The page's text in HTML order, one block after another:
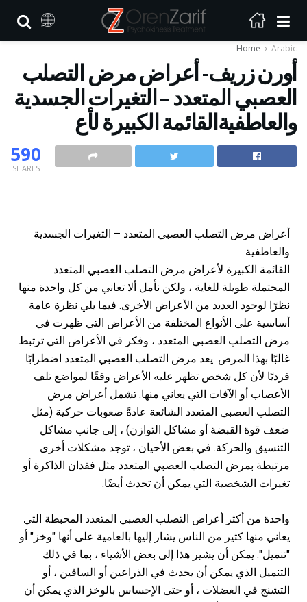
Home Arabic
أورن زريف- أعراض مرض التصلب
العصبي المتعدد – التغيرات الجسدية
والعاطفيةالقائمة الكبيرة لأع
590
SHARES
أعراض مرض التصلب العصبي المتعدد – التغيرات الجسدية
والعاطفية
القائمة الكبيرة لأعراض مرض التصلب العصبي المتعدد
المحتملة طويلة للغاية ، ولكن نأمل ألا تعاني من كل واحدة منها
نظرًا لوجود العديد من الأعراض الأخرى. فيما يلي نظرة عامة
أساسية على الأنواع المختلفة من الأعراض التي ظهرت في
مرض التصلب العصبي المتعدد ، وفكر في الأعراض التي ترتبط
غالبًا بهذا المرض. يعد مرض التصلب العصبي المتعدد اضطرابًا
فرديًا لأن كل شخص تظهر عليه الأعراض وفقًا لمواضع تلف
الأعصاب أو الآفات التي يعاني منها. تشمل أعراض مرض
التصلب العصبي المتعدد الشائعة عادةً صعوبات حركية (مثل
ضعف قوة القبضة أو مشاكل التوازن) ، إلى جانب مشاكل
التنسيق والحركة. في بعض الأحيان ، توجد مشكلات أخرى
مرتبطة بمرض التصلب العصبي المتعدد مثل فقدان الذاكرة أو
تغيرات الشخصية التي يمكن أن تحدث أيضًا.
واحدة من أكثر أعراض التصلب العصبي المتعدد المحبطة التي
يعاني منها كثير من الناس يشار إليها بالعامية على أنها "وخز" أو
"تنميل". يمكن أن يشير هذا إلى بعض الأشياء ، بما في ذلك
التنميل الذي يمكن أن يحدث في الذراعين أو الساقين ، أو
التشنج في العضلات ، أو حتى الإحساس بالوخز الذي يمكن أن